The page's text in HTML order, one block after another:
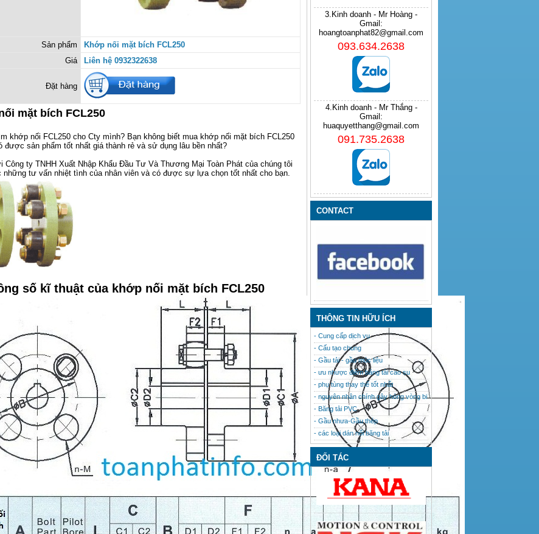
Sản phẩm
Khớp nối mặt bích FCL250
Giá
Liên hệ 0932322638
Đặt hàng
mặt bích FCL250
khớp nối FCL250 cho Cty mình? Bạn không biết mua khớp nối mặt bích FCL250
được sản phẩm tốt nhất giá thành rẻ và sử dụng lâu bền nhất?
Công ty TNHH Xuất Nhập Khẩu Đầu Tư Và Thương Mại Toàn Phát của chúng tôi
những tư vấn nhiệt tình của nhân viên và có được sự lựa chọn tốt nhất cho bạn.
số kĩ thuật của khớp nối mặt bích FCL250
3.Kinh doanh - Mr Hoàng -
Gmail:
hoangtoanphat82@gmail.com
093.634.2638
4.Kinh doanh - Mr Thắng -
Gmail:
huaquyetthang@gmail.com
091.735.2638
CONTACT
THÔNG TIN HỮU ÍCH
- Cung cấp dịch vụ
- Cấu tạo chung
- Gầu tải - gầu múc liệu
- ưu nhược điểm băng tải cao su
- phụ tùng thay thế tốt nhất
- nguyên nhân chính gây hỏng vòng bi
- Băng tải PVC
- Gầu nhưa-Gầu thép
- các loại dán nối băng tải
ĐỐI TÁC